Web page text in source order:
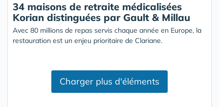
34 maisons de retraite médicalisées
Korian distinguées par Gault & Millau
Avec 80 millions de repas servis chaque année en Europe, la
restauration est un enjeu prioritaire de Clariane.
Charger plus d'éléments